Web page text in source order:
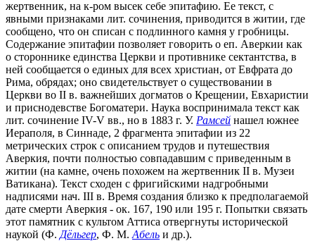
жертвенник, на к-ром высек себе эпитафию. Ее текст, с
явными признаками лит. сочинения, приводится в житии, где
сообщено, что он списан с подлинного камня у гробницы.
Содержание эпитафии позволяет говорить о еп. Аверкии как
о стороннике единства Церкви и противнике сектантства, в
ней сообщается о единых для всех христиан, от Евфрата до
Рима, обрядах; оно свидетельствует о существовании в
Церкви во II в. важнейших догматов о Крещении, Евхаристии
и приснодевстве Богоматери. Наука воспринимала текст как
лит. сочинение IV-V вв., но в 1883 г. У. Рамсей нашел южнее
Иераполя, в Синнаде, 2 фрагмента эпитафии из 22
метрических строк с описанием трудов и путешествия
Аверкия, почти полностью совпадавшим с приведенным в
житии (на камне, очень похожем на жертвенник II в. Музеи
Ватикана). Текст сходен с фригийскими надгробными
надписями нач. III в. Время создания близко к предполагаемой
дате смерти Аверкия - ок. 167, 190 или 195 г. Попытки связать
этот памятник с культом Аттиса отвергнуты исторической
наукой (Ф. Дёльгер, Ф. М. Абель и др.).